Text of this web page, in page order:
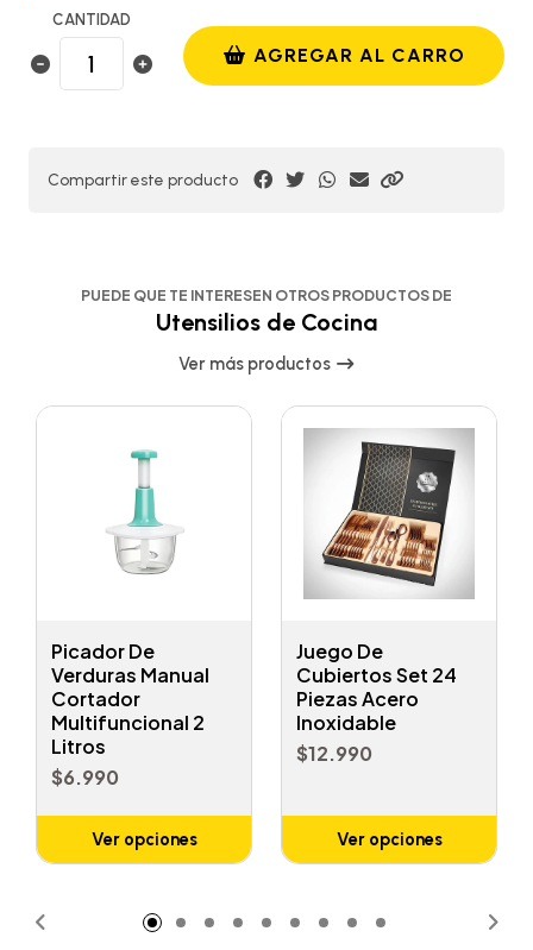
CANTIDAD
AGREGAR AL CARRO
Compartir este producto
PUEDE QUE TE INTERESEN OTROS PRODUCTOS DE
Utensilios de Cocina
Ver más productos
Picador De
Verduras Manual
Cortador
Multifuncional 2
Litros
$6.990
Ver opciones
Juego De
Cubiertos Set 24
Piezas Acero
Inoxidable
$12.990
Ver opciones